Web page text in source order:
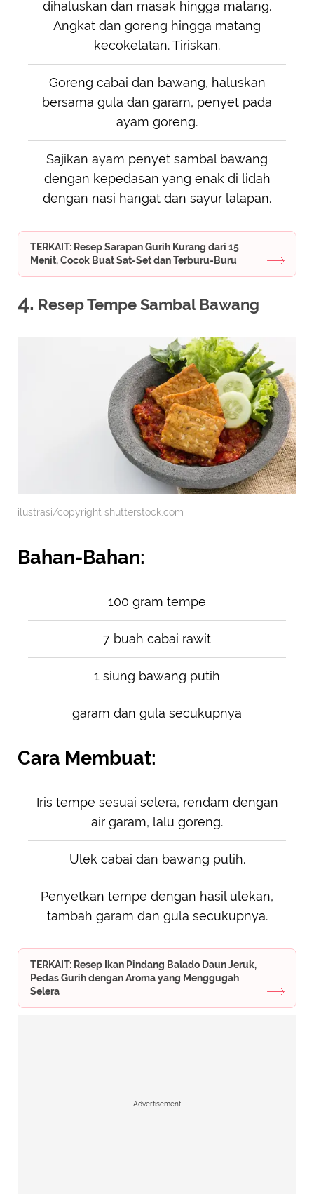
dihaluskan dan masak hingga matang.
Angkat dan goreng hingga matang
kecokelatan. Tiriskan.
Goreng cabai dan bawang, haluskan
bersama gula dan garam, penyet pada
ayam goreng.
Sajikan ayam penyet sambal bawang
dengan kepedasan yang enak di lidah
dengan nasi hangat dan sayur lalapan.
TERKAIT: Resep Sarapan Gurih Kurang dari 15
Menit, Cocok Buat Sat-Set dan Terburu-Buru
4. Resep Tempe Sambal Bawang
ilustrasi/copyright shutterstock.com
Bahan-Bahan:
100 gram tempe
7 buah cabai rawit
1 siung bawang putih
garam dan gula secukupnya
Cara Membuat:
Iris tempe sesuai selera, rendam dengan
air garam, lalu goreng.
Ulek cabai dan bawang putih.
Penyetkan tempe dengan hasil ulekan,
tambah garam dan gula secukupnya.
TERKAIT: Resep Ikan Pindang Balado Daun Jeruk,
Pedas Gurih dengan Aroma yang Menggugah
Selera
Advertisement